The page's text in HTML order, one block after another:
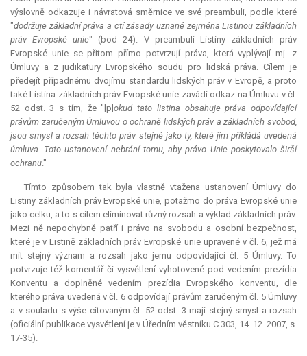
výslovně odkazuje i návratová směrnice ve své preambuli, podle které
"dodržuje základní práva a ctí zásady uznané zejména Listinou základních
práv Evropské unie" (bod 24). V preambuli Listiny základních práv
Evropské unie se přitom přímo potvrzují práva, která vyplývají mj. z
Úmluvy a z judikatury Evropského soudu pro lidská práva. Cílem je
předejít případnému dvojímu standardu lidských práv v Evropě, a proto
také Listina základních práv Evropské unie zavádí odkaz na Úmluvu v čl.
52 odst. 3 s tím, že "[p]okud tato listina obsahuje práva odpovídající
právům zaručeným Úmluvou o ochraně lidských práv a základních svobod,
jsou smysl a rozsah těchto práv stejné jako ty, které jim přikládá uvedená
úmluva. Toto ustanovení nebrání tomu, aby právo Unie poskytovalo širší
ochranu."
Tímto způsobem tak byla vlastně vtažena ustanovení Úmluvy do
Listiny základních práv Evropské unie, potažmo do práva Evropské unie
jako celku, a to s cílem eliminovat různý rozsah a výklad základních práv.
Mezi ně nepochybně patří i právo na svobodu a osobní bezpečnost,
které je v Listině základních práv Evropské unie upravené v čl. 6, jež má
mít stejný význam a rozsah jako jemu odpovídající čl. 5 Úmluvy. To
potvrzuje též komentář či vysvětlení vyhotovené pod vedením prezídia
Konventu a doplněné vedením prezídia Evropského konventu, dle
kterého práva uvedená v čl. 6 odpovídají právům zaručeným čl. 5 Úmluvy
a v souladu s výše citovaným čl. 52 odst. 3 mají stejný smysl a rozsah
(oficiální publikace vysvětlení je v Úředním věstníku C 303, 14. 12. 2007, s.
17-35).